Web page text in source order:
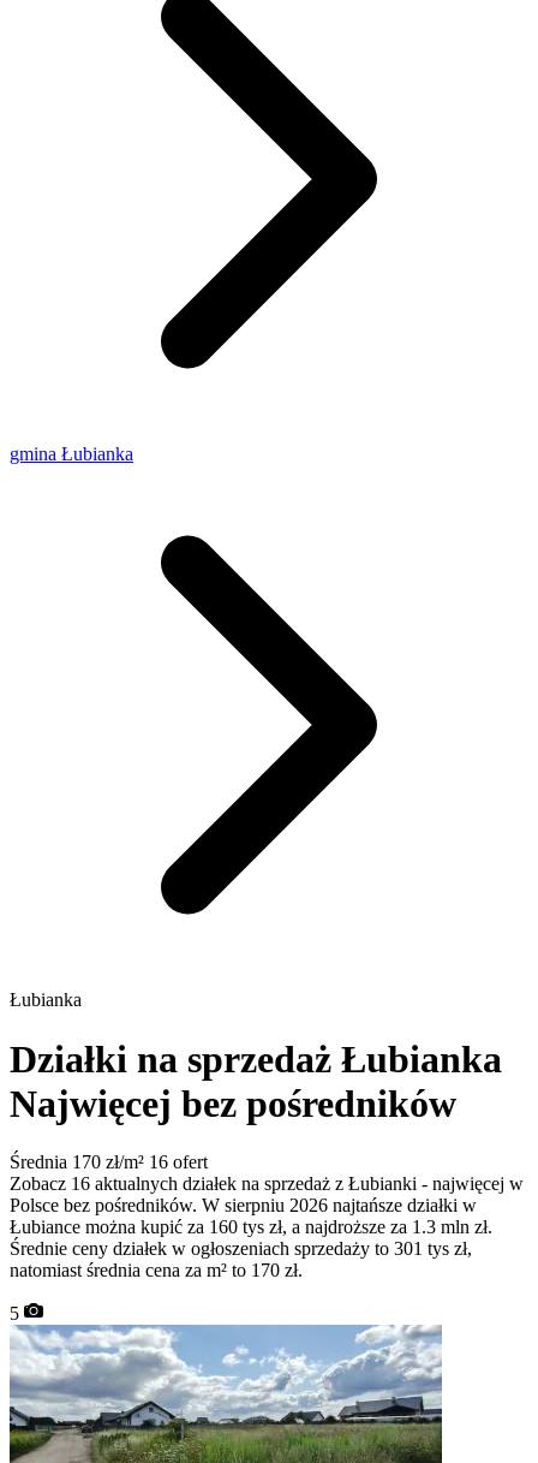
gmina Łubianka
Łubianka
Działki na sprzedaż Łubianka
Najwięcej bez pośredników
Średnia 170 zł/m² 16 ofert
Zobacz 16 aktualnych działek na sprzedaż z Łubianki - najwięcej w
Polsce bez pośredników. W sierpniu 2026 najtańsze działki w
Łubiance można kupić za 160 tys zł, a najdroższe za 1.3 mln zł.
Średnie ceny działek w ogłoszeniach sprzedaży to 301 tys zł,
natomiast średnia cena za m² to 170 zł.
5